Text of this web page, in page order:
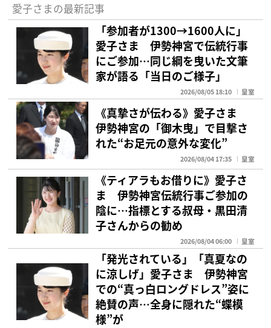
愛子さまの最新記事
「参加者が1300→1600人に」
愛子さま 伊勢神宮で伝統行事
にご参加…同じ綱を曳いた文筆
家が語る「当日のご様子」
2026/08/05 18:10 皇室
《真摯さが伝わる》愛子さま
伊勢神宮の「御木曳」で目撃さ
れた“お足元の意外な変化”
2026/08/04 17:35 皇室
《ティアラもお借りに》愛子さ
ま 伊勢神宮伝統行事ご参加の
陰に…指標とする叔母・黒田清
子さんからの勧め
2026/08/04 06:00 皇室
「発光されている」「真夏なの
に涼しげ」愛子さま 伊勢神宮
での“真っ白ロングドレス”姿に
絶賛の声…全身に隠れた“蝶模
様”が